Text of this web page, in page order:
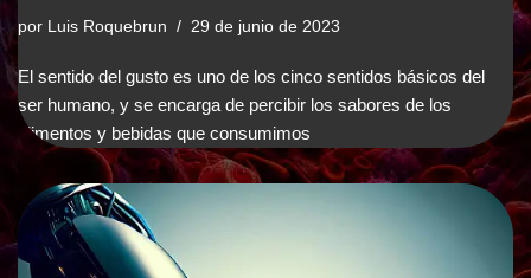
por Luis Roquebrun 29 de junio de 2023
El sentido del gusto es uno de los cinco sentidos básicos del
ser humano, y se encarga de percibir los sabores de los
alimentos y bebidas que consumimos